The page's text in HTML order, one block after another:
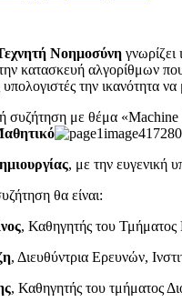
Νοημοσύνη γνωρίζει
κατασκευή αλγορίθμων
υπολογιστές την ικανότητα
συζήτηση με θέμα
, με την ευγενική
θα είναι:
, Καθηγητής του
, Διευθύντρια Ερευνών,
, Καθηγητής του τμήματος